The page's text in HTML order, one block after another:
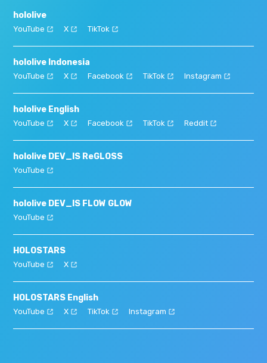
hololive
YouTube X TikTok
hololive Indonesia
YouTube X Facebook TikTok Instagram
hololive English
YouTube X Facebook TikTok Reddit
hololive DEV_IS ReGLOSS
YouTube
hololive DEV_IS FLOW GLOW
YouTube
HOLOSTARS
YouTube X
HOLOSTARS English
YouTube X TikTok Instagram